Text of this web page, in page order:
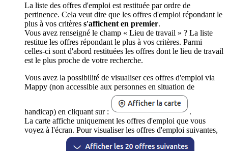
La liste des offres d'emploi est restituée par ordre de
pertinence. Cela veut dire que les offres d'emploi répondant le
plus à vos critères s'affichent en premier.
Vous avez renseigné le champ « Lieu de travail » ? La liste
restitue les offres répondant le plus à vos critères. Parmi
celles-ci sont d'abord restituées les offres dont le lieu de travail
est le plus proche de votre recherche.
Vous avez la possibilité de visualiser ces offres d'emploi via
Mappy (non accessible aux personnes en situation de
handicap) en cliquant sur :
.
La carte affiche uniquement les offres d'emploi que vous
voyez à l'écran. Pour visualiser les offres d'emploi suivantes,